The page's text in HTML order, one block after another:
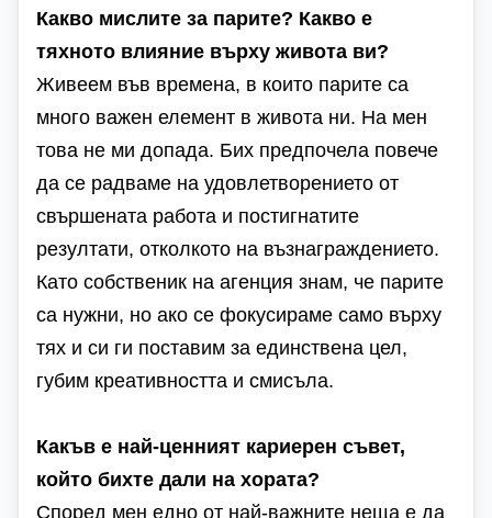
Какво мислите за парите? Какво е
тяхното влияние върху живота ви?
Живеем във времена, в които парите са
много важен елемент в живота ни. На мен
това не ми допада. Бих предпочела повече
да се радваме на удовлетворението от
свършената работа и постигнатите
резултати, отколкото на възнаграждението.
Като собственик на агенция знам, че парите
са нужни, но ако се фокусираме само върху
тях и си ги поставим за единствена цел,
губим креативността и смисъла.
Какъв е най-ценният кариерен съвет,
който бихте дали на хората?
Според мен едно от най-важните неща е да